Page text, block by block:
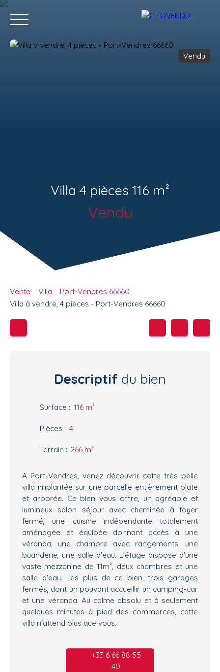
Vendu
Villa 4 pièces 116 m²
Vendu
Vente Villa
Port-Vendres 66660
Villa à vendre, 4 pièces - Port-Vendres 66660
Descriptif du bien
Surface : 116 m²
Pièces : 4
Terrain : 266 m²
A Port-Vendres, venez découvrir cette très belle
villa implantée sur une parcelle entièrement plate
et arborée. Ce bien vous offre, un agréable et
lumineux salon séjour avec cheminée à foyer
fermé, une cuisine indépendante totalement
aménagée et équipée donnant accès à une
véranda, une chambre avec rangements, une
buanderie, une salle d'eau. L'étage dispose d'une
vaste mezzanine de 11m², deux chambres et une
salle d'eau. Les plus de ce bien, trois garages
fermés, dont un pouvant accueillir un camping-car
et une véranda. Au calme absolu et à seulement
quelques minutes à pied des commerces, cette
villa n'attend plus que vous.
+33 6 66 88 55
40